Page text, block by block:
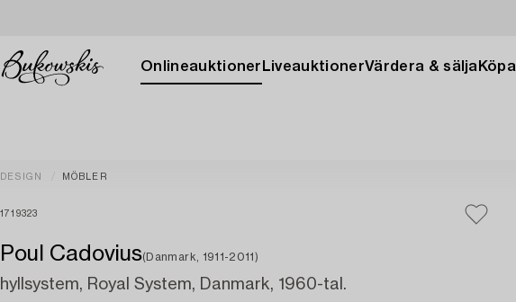
Onlineauktioner LiveauktionerVärdera & sälja Köpa
DESIGN MÖBLER
1719323
Poul Cadovius(Danmark, 1911-2011)
hyllsystem, Royal System, Danmark, 1960-tal.